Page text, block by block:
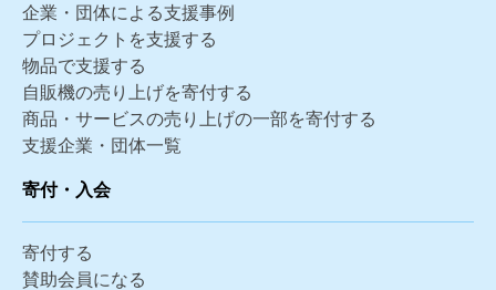
企業・団体による支援事例
プロジェクトを支援する
物品で支援する
自販機の売り上げを寄付する
商品・サービスの売り上げの一部を寄付する
支援企業・団体一覧
寄付・入会
寄付する
賛助会員になる